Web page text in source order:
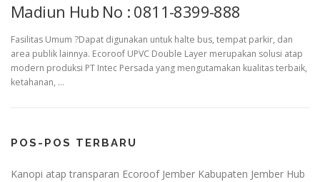
Madiun Hub No : 0811-8399-888
Fasilitas Umum ?Dapat digunakan untuk halte bus, tempat parkir, dan
area publik lainnya. Ecoroof UPVC Double Layer merupakan solusi atap
modern produksi PT Intec Persada yang mengutamakan kualitas terbaik,
ketahanan, …
POS-POS TERBARU
Kanopi atap transparan Ecoroof Jember Kabupaten Jember Hub